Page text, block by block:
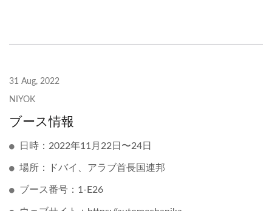
31 Aug, 2022
NIYOK
ブース情報
日時：2022年11月22日〜24日
場所：ドバイ、アラブ首長国連邦
ブース番号：1-E26